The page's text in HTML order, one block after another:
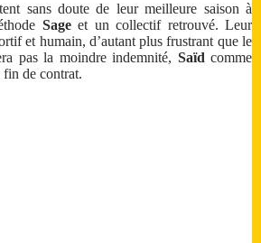
sans doute de leur meilleure saison à
Sageet un collectif retrouvé. Leur
et humain, d’autant plus frustrant que le
pas la moindre indemnité, Saïd comme
de contrat.